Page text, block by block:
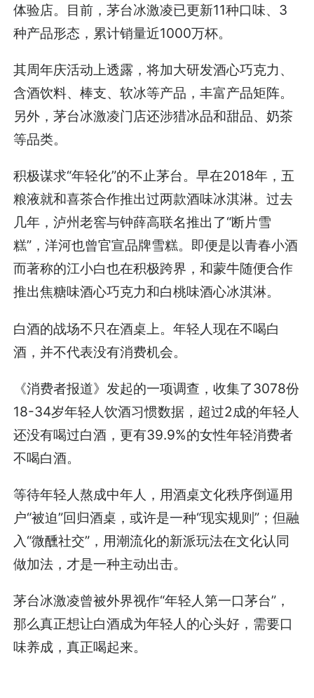
体验店。目前，茅台冰激凌已更新11种口味、3
种产品形态，累计销量近1000万杯。
其周年庆活动上透露，将加大研发酒心巧克力、
含酒饮料、棒支、软冰等产品，丰富产品矩阵。
另外，茅台冰激凌门店还涉猎冰品和甜品、奶茶
等品类。
积极谋求“年轻化”的不止茅台。早在2018年，五
粮液就和喜茶合作推出过两款酒味冰淇淋。过去
几年，泸州老窖与钟薛高联名推出了“断片雪
糕”，洋河也曾官宣品牌雪糕。即便是以青春小酒
而著称的江小白也在积极跨界，和蒙牛随便合作
推出焦糖味酒心巧克力和白桃味酒心冰淇淋。
白酒的战场不只在酒桌上。年轻人现在不喝白
酒，并不代表没有消费机会。
《消费者报道》发起的一项调查，收集了3078份
18-34岁年轻人饮酒习惯数据，超过2成的年轻人
还没有喝过白酒，更有39.9%的女性年轻消费者
不喝白酒。
等待年轻人熬成中年人，用酒桌文化秩序倒逼用
户“被迫”回归酒桌，或许是一种“现实规则”；但融
入“微醺社交”，用潮流化的新派玩法在文化认同
做加法，才是一种主动出击。
茅台冰激凌曾被外界视作“年轻人第一口茅台”，
那么真正想让白酒成为年轻人的心头好，需要口
味养成，真正喝起来。